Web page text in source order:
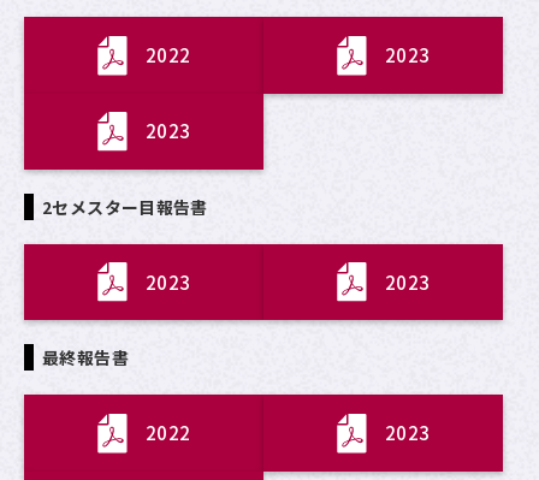
2022 2023
2023
2セメスター目報告書
2023 2023
最終報告書
2022 2023